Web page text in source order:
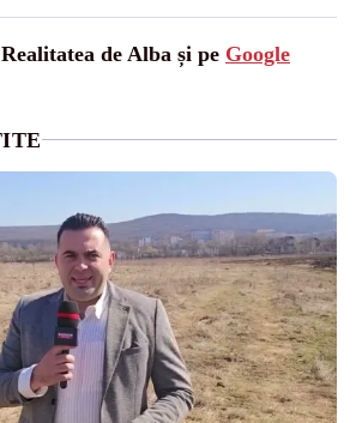
de Alba și pe Google